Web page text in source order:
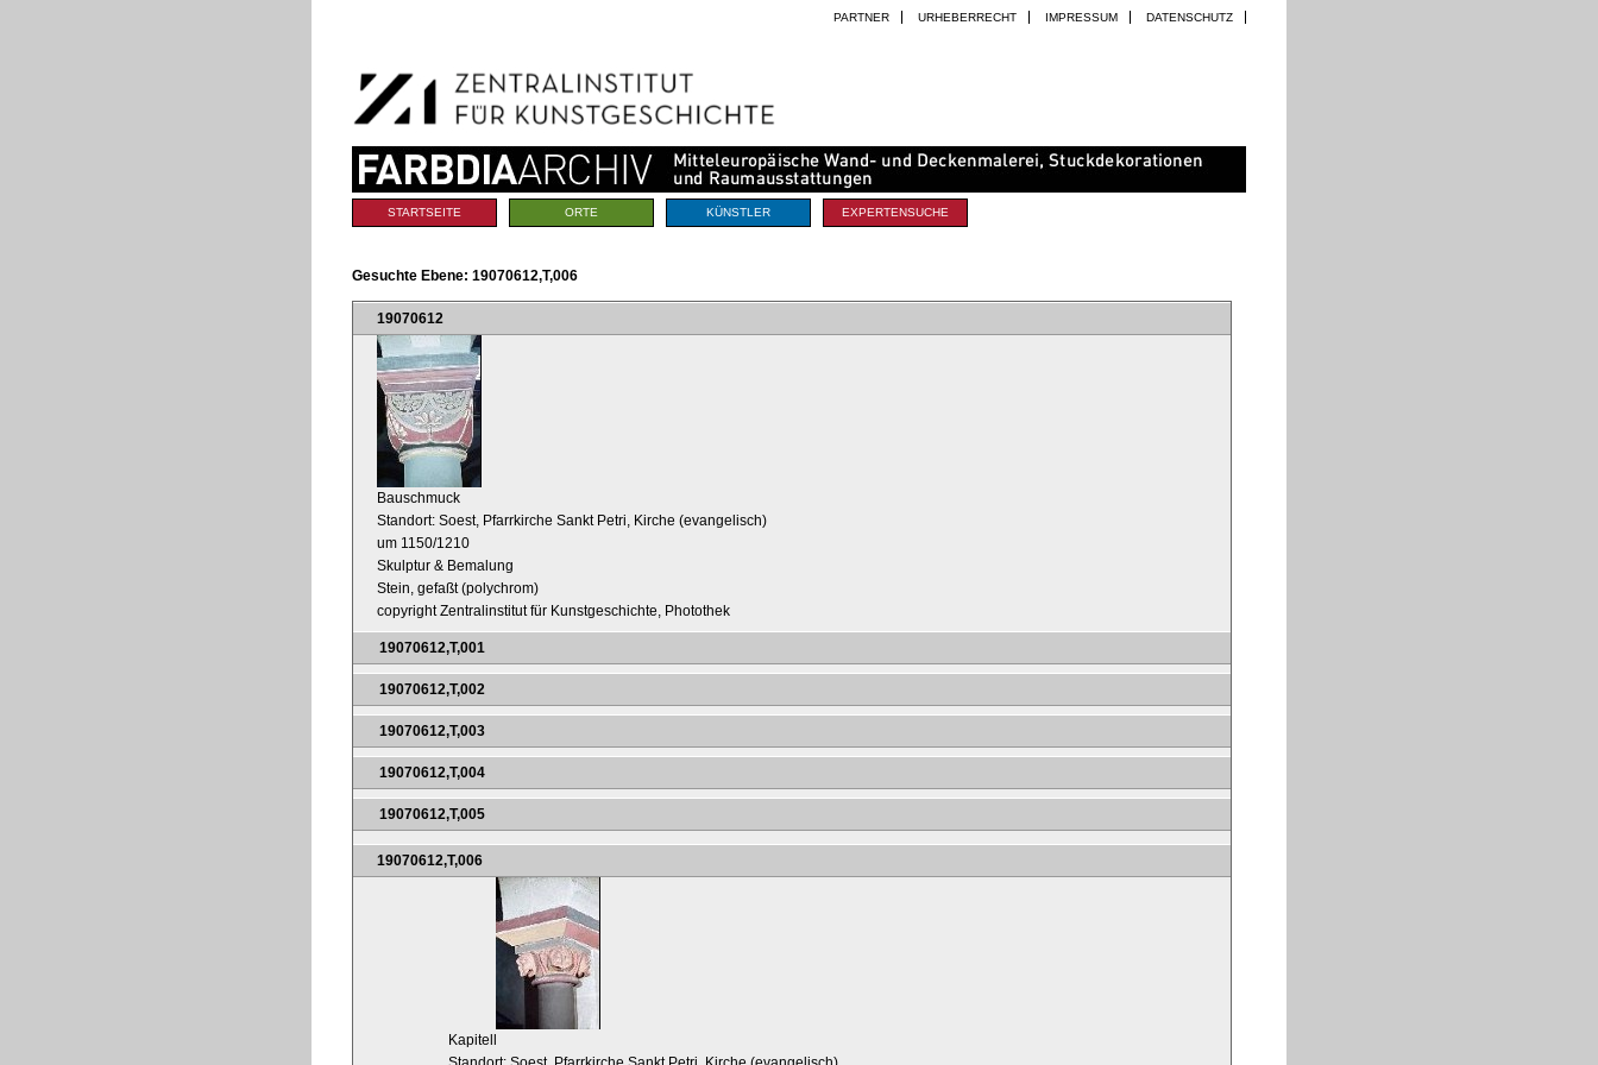
Navigation
PARTNER URHEBERRECHT IMPRESSUM DATENSCHUTZ
Sektionen
STARTSEITE ORTE KÜNSTLER EXPERTENSUCHE
Gesuchte Ebene: 19070612,T,006
19070612
Bauschmuck
Standort: Soest, Pfarrkirche Sankt Petri, Kirche (evangelisch)
um 1150/1210
Skulptur & Bemalung
Stein, gefaßt (polychrom)
copyright Zentralinstitut für Kunstgeschichte, Photothek
19070612,T,001
19070612,T,002
19070612,T,003
19070612,T,004
19070612,T,005
19070612,T,006
Kapitell